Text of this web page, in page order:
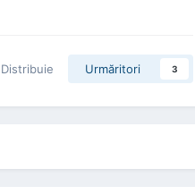
Distribuie Urmăritori 3